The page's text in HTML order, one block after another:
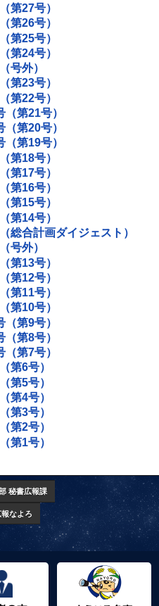
第27号）
第26号）
第25号）
第24号）
号外）
第23号）
第22号）
第21号）
第20号）
第19号）
第18号）
第17号）
第16号）
第15号）
第14号）
総合計画ダイジェスト）
号外）
第13号）
第12号）
第11号）
第10号）
第9号）
第8号）
第7号）
第6号）
第5号）
第4号）
第3号）
第2号）
第1号）
秘書広報課
報なよろ